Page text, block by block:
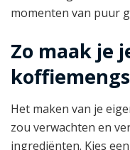
momenten van puur
Zo maak je
Het maken van je
zou verwachten en
ingrediënten. Kies